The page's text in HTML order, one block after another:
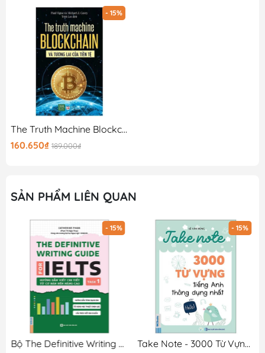
- 15%
The Truth Machine Blockchain Và Tương Lai Của Tiền Tệ
160.650₫ 189.000₫
SẢN PHẨM LIÊN QUAN
- 15%
Bộ The Definitive Writing Guide For IELTS - Task 1
- 15%
Take Note - 3000 Từ Vựng Tiếng Anh Thông Dụng Nhất